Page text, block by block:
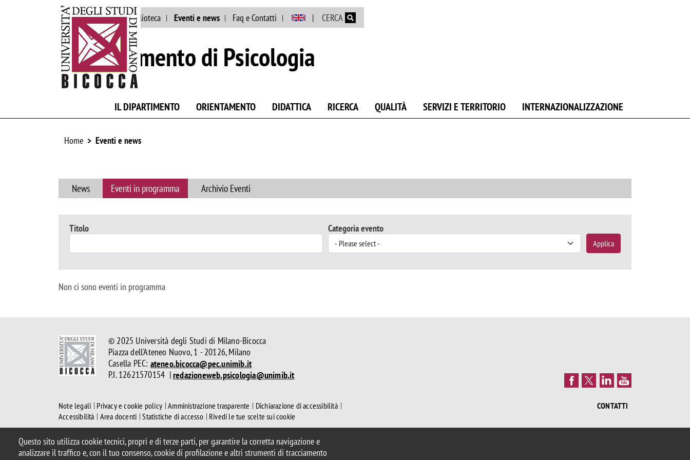
Salta al contenuto principale
Questo sito utilizza cookie tecnici, propri e di terze parti, per garantire la corretta navigazione e
analizzare il traffico e, con il tuo consenso, cookie di profilazione e altri strumenti di tracciamento
Ateneo Staff Biblioteca Eventi e news Faq e Contatti CERCA
Dipartimento di Psicologia
IL DIPARTIMENTO ORIENTAMENTO DIDATTICA RICERCA QUALITÀ SERVIZI E TERRITORIO INTERNAZIONALIZZAZIONE
Home Eventi e news
News Eventi in programma Archivio Eventi
Titolo Categoria evento
Applica
Non ci sono eventi in programma
© 2025 Università degli Studi di Milano-Bicocca
Piazza dell'Ateneo Nuovo, 1 - 20126, Milano
Casella PEC: ateneo.bicocca@pec.unimib.it
P.I. 12621570154 |redazioneweb.psicologia@unimib.it
Note legali Privacy e cookie policy Amministrazione trasparente
Dichiarazione di accessibilità
Accessibilità Area docenti Statistiche di accesso Rivedi le tue scelte sui cookie
CONTATTI